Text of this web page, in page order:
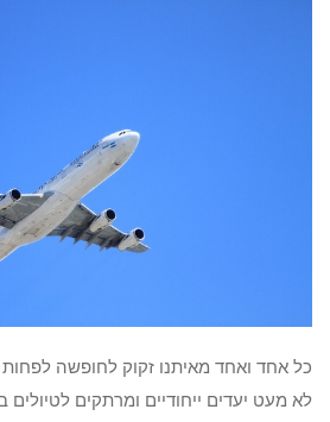
כל אחד ואחד מאיתנו זקוק לחופשה
לא מעט יעדים ייחודיים ומרתקים לטיולים